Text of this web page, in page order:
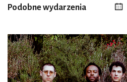
Podobne wydarzenia